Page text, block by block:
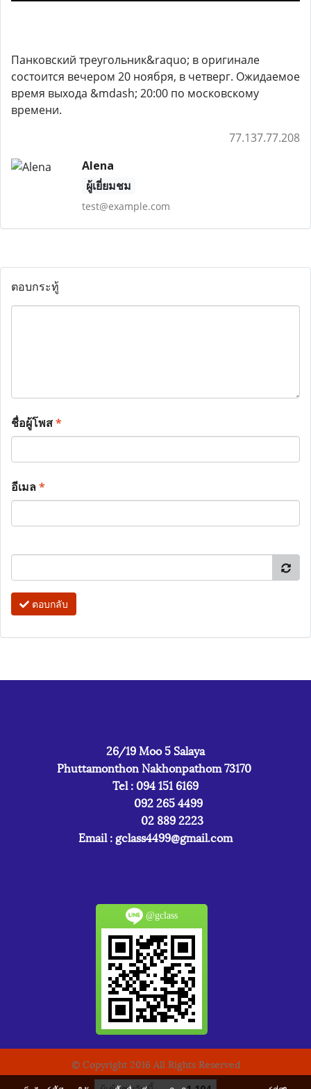
Панковский треугольник&raquo; в оригинале
состоится вечером 20 ноября, в четверг. Ожидаемое
время выхода &mdash; 20:00 по московскому
времени.
77.137.77.208
Alena
ผู้เยี่ยมชม
test@example.com
ตอบกระทู้
ชื่อผู้โพส*
อีเมล*
ตอบกลับ
26/19 Moo 5 Salaya
Phuttamonthon Nakhonpathom 73170
Tel : 094 151 6169
092 265 4499
02 889 2223
Email : gclass4499@gmail.com
@gclass
© Copyright 2016 All Rights Reserved